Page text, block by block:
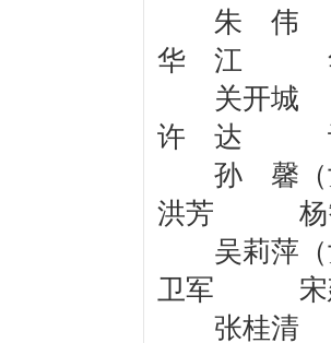
朱 伟
华 江
关开城
许 达
孙 馨（
洪芳 杨
吴莉萍
卫军 宋
张桂清